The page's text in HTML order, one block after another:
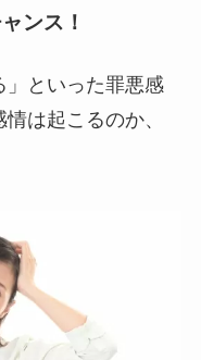
ンス！
」といった罪悪感
は起こるのか、